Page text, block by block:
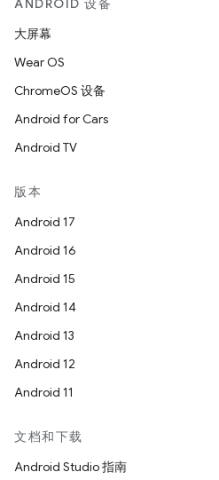
ANDROID 设备
大屏幕
Wear OS
ChromeOS 设备
Android for Cars
Android TV
版本
Android 17
Android 16
Android 15
Android 14
Android 13
Android 12
Android 11
文档和下载
Android Studio 指南